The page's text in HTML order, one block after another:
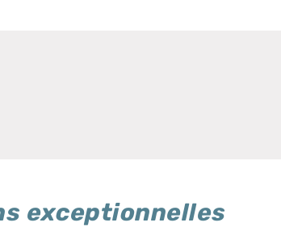
exceptionnelles